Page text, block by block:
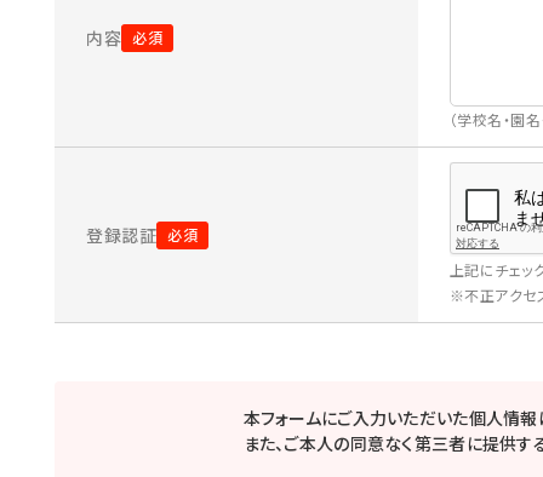
内容
（学校名・園
登録認証
上記にチェッ
※不正アクセ
本フォームにご入力いただいた個人情
また、ご本人の同意なく第三者に提供す